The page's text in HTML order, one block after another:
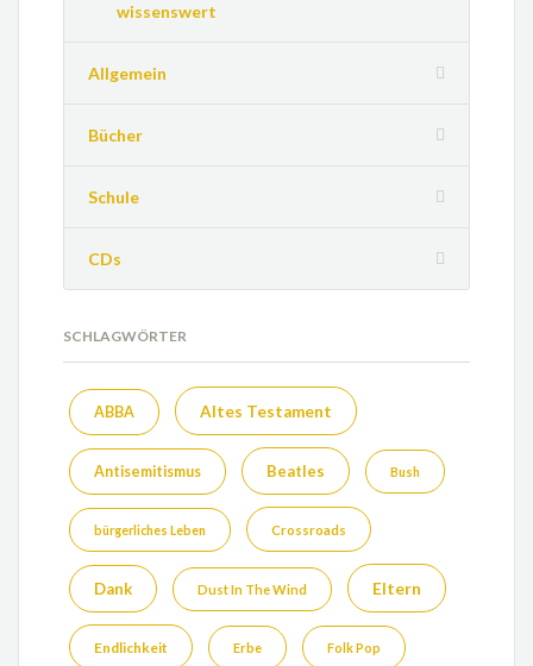
wissenswert
Allgemein
Bücher
Schule
CDs
SCHLAGWÖRTER
ABBA Altes Testament
Antisemitismus Beatles Bush
bürgerliches Leben Crossroads
Dank Dust In The Wind Eltern
Endlichkeit Erbe Folk Pop